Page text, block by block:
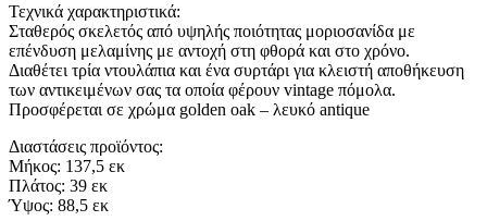
Τεχνικά χαρακτηριστικά:
Σταθερός σκελετός από υψηλής ποιότητας μοριοσανίδα με
επένδυση μελαμίνης με αντοχή στη φθορά και στο χρόνο.
Διαθέτει τρία ντουλάπια και ένα συρτάρι για κλειστή αποθήκευση
των αντικειμένων σας τα οποία φέρουν vintage πόμολα.
Προσφέρεται σε χρώμα golden oak – λευκό antique
Διαστάσεις προϊόντος:
Μήκος: 137,5 εκ
Πλάτος: 39 εκ
Ύψος: 88,5 εκ